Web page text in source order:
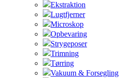
Ekstraktion
Lugtfjerner
Microskop
Opbevaring
Strygeposer
Trimning
Tørring
Vakuum & Forsegling